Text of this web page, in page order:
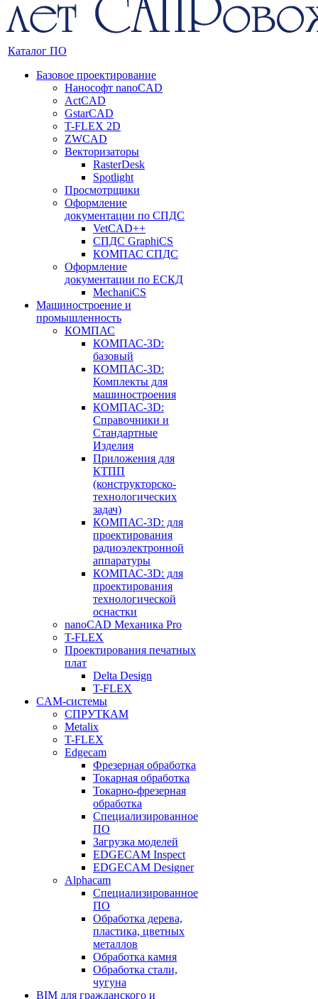
Каталог ПО
Базовое проектирование
Нанософт nanoCAD
ActCAD
GstarCAD
T-FLEX 2D
ZWCAD
Векторизаторы
RasterDesk
Spotlight
Просмотрщики
Оформление
документации по СПДС
VetCAD++
СПДС GraphiCS
КОМПАС СПДС
Оформление
документации по ЕСКД
MechaniCS
Машиностроение и
промышленность
КОМПАС
КОМПАС-3D:
базовый
КОМПАС-3D:
Комплекты для
машиностроения
КОМПАС-3D:
Справочники и
Стандартные
Изделия
Приложения для
КТПП
(конструкторско-
технологических
задач)
КОМПАС-3D: для
проектирования
радиоэлектронной
аппаратуры
КОМПАС-3D: для
проектирования
технологической
оснастки
nanoCAD Механика Pro
T-FLEX
Проектирования печатных
плат
Delta Design
T-FLEX
CAM-системы
СПРУТКAM
Metalix
T-FLEX
Edgecam
Фрезерная обработка
Токарная обработка
Токарно-фрезерная
обработка
Специализированное
ПО
Загрузка моделей
EDGECAM Inspect
EDGECAM Designer
Alphacam
Специализированное
ПО
Обработка дерева,
пластика, цветных
металлов
Обработка камня
Обработка стали,
чугуна
BIM для гражданского и